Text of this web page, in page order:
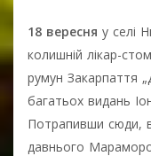
18 вересня у селі
колишній лікар-
румун Закарпаття
багатьох видань
Потрапивши сюди,
давнього